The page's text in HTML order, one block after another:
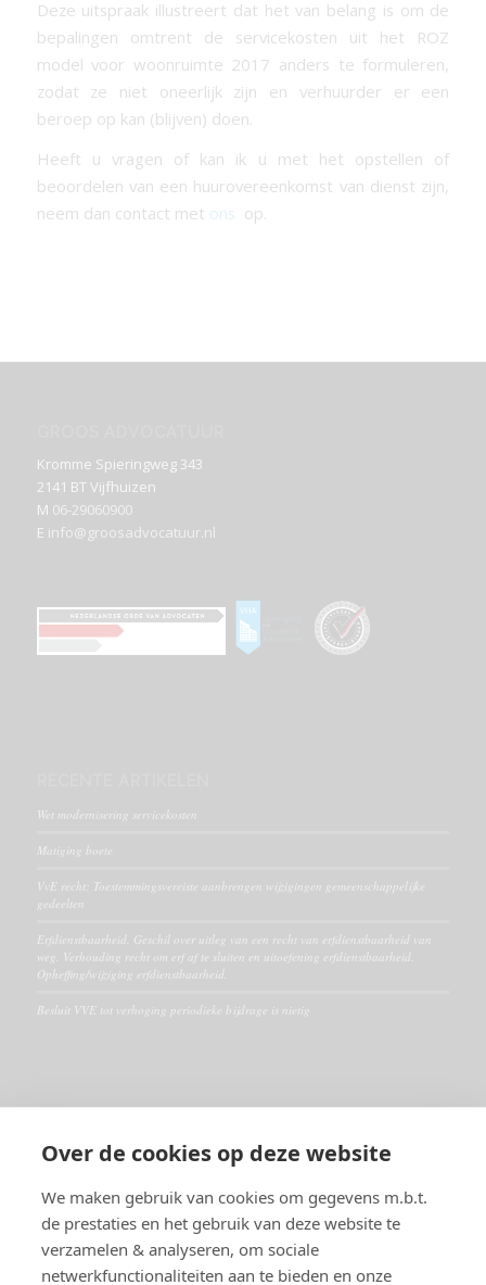
Over de cookies op deze website
We maken gebruik van cookies om gegevens m.b.t.
de prestaties en het gebruik van deze website te
verzamelen & analyseren, om sociale
netwerkfunctionaliteiten aan te bieden en onze
Deze uitspraak illustreert dat het van belang is om de
bepalingen omtrent de servicekosten uit het ROZ
model voor woonruimte 2017 anders te formuleren,
zodat ze niet oneerlijk zijn en verhuurder er een
beroep op kan (blijven) doen.
Heeft u vragen of kan ik u met het opstellen of
beoordelen van een huurovereenkomst van dienst zijn,
neem dan contact met ons op.
Kromme Spieringweg 343
2141 BT Vijfhuizen
M 06-29060900
E info@groosadvocatuur.nl
Wet modernisering servicekosten
Matiging boete
VvE recht: Toestemmingsvereiste aanbrengen wijzigingen gemeenschappelijke
gedeelten
Erfdienstbaarheid. Geschil over uitleg van een recht van erfdienstbaarheid van
weg. Verhouding recht om erf af te sluiten en uitoefening erfdienstbaarheid.
Opheffing/wijziging erfdienstbaarheid.
Besluit VVE tot verhoging periodieke bijdrage is nietig
Disclaimer
RECHTSGEBIEDEN